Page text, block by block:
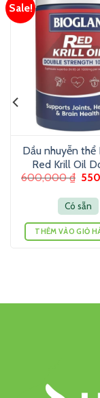
Sale!
Dầu nhuyễn thể
Red Krill Oil
Strength
600,000₫
Có sẵn
THÊM VÀO GIỎ